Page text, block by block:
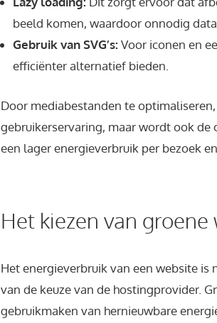
beeld komen, waardoor onnodig
Gebruik van SVG’s: Voor iconen en
efficiënter alternatief bieden.
Door mediabestanden te
gebruikerservaring, maar wordt ook
een lager energieverbruik per bezoek
Het kiezen van
Het energieverbruik van een website
van de keuze van de hostingprovider.
gebruikmaken van hernieuwbare